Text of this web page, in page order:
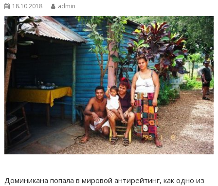
18.10.2018 admin
Доминикана попала в мировой антирейтинг, как одно из